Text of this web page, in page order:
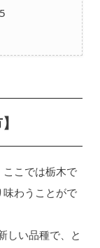
こでは栃木で
味わうことがで
しい品種で、と